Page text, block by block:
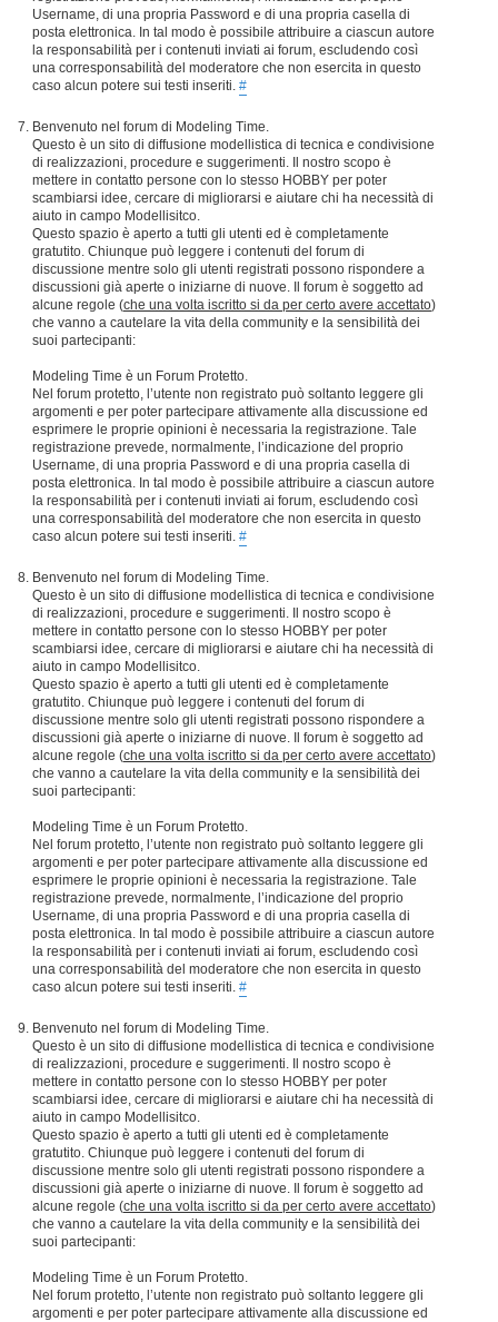
Username, di una propria Password e di una propria casella di
posta elettronica. In tal modo è possibile attribuire a ciascun autore
la responsabilità per i contenuti inviati ai forum, escludendo così
una corresponsabilità del moderatore che non esercita in questo
caso alcun potere sui testi inseriti. #
Benvenuto nel forum di Modeling Time.
Questo è un sito di diffusione modellistica di tecnica e condivisione
di realizzazioni, procedure e suggerimenti. Il nostro scopo è
mettere in contatto persone con lo stesso HOBBY per poter
scambiarsi idee, cercare di migliorarsi e aiutare chi ha necessità di
aiuto in campo Modellisitco.
Questo spazio è aperto a tutti gli utenti ed è completamente
gratutito. Chiunque può leggere i contenuti del forum di
discussione mentre solo gli utenti registrati possono rispondere a
discussioni già aperte o iniziarne di nuove. Il forum è soggetto ad
alcune regole (che una volta iscritto si da per certo avere accettato)
che vanno a cautelare la vita della community e la sensibilità dei
suoi partecipanti:
Modeling Time è un Forum Protetto.
Nel forum protetto, l’utente non registrato può soltanto leggere gli
argomenti e per poter partecipare attivamente alla discussione ed
esprimere le proprie opinioni è necessaria la registrazione. Tale
registrazione prevede, normalmente, l’indicazione del proprio
Username, di una propria Password e di una propria casella di
posta elettronica. In tal modo è possibile attribuire a ciascun autore
la responsabilità per i contenuti inviati ai forum, escludendo così
una corresponsabilità del moderatore che non esercita in questo
caso alcun potere sui testi inseriti. #
Benvenuto nel forum di Modeling Time.
Questo è un sito di diffusione modellistica di tecnica e condivisione
di realizzazioni, procedure e suggerimenti. Il nostro scopo è
mettere in contatto persone con lo stesso HOBBY per poter
scambiarsi idee, cercare di migliorarsi e aiutare chi ha necessità di
aiuto in campo Modellisitco.
Questo spazio è aperto a tutti gli utenti ed è completamente
gratutito. Chiunque può leggere i contenuti del forum di
discussione mentre solo gli utenti registrati possono rispondere a
discussioni già aperte o iniziarne di nuove. Il forum è soggetto ad
alcune regole (che una volta iscritto si da per certo avere accettato)
che vanno a cautelare la vita della community e la sensibilità dei
suoi partecipanti:
Modeling Time è un Forum Protetto.
Nel forum protetto, l’utente non registrato può soltanto leggere gli
argomenti e per poter partecipare attivamente alla discussione ed
esprimere le proprie opinioni è necessaria la registrazione. Tale
registrazione prevede, normalmente, l’indicazione del proprio
Username, di una propria Password e di una propria casella di
posta elettronica. In tal modo è possibile attribuire a ciascun autore
la responsabilità per i contenuti inviati ai forum, escludendo così
una corresponsabilità del moderatore che non esercita in questo
caso alcun potere sui testi inseriti. #
Benvenuto nel forum di Modeling Time.
Questo è un sito di diffusione modellistica di tecnica e condivisione
di realizzazioni, procedure e suggerimenti. Il nostro scopo è
mettere in contatto persone con lo stesso HOBBY per poter
scambiarsi idee, cercare di migliorarsi e aiutare chi ha necessità di
aiuto in campo Modellisitco.
Questo spazio è aperto a tutti gli utenti ed è completamente
gratutito. Chiunque può leggere i contenuti del forum di
discussione mentre solo gli utenti registrati possono rispondere a
discussioni già aperte o iniziarne di nuove. Il forum è soggetto ad
alcune regole (che una volta iscritto si da per certo avere accettato)
che vanno a cautelare la vita della community e la sensibilità dei
suoi partecipanti:
Modeling Time è un Forum Protetto.
Nel forum protetto, l’utente non registrato può soltanto leggere gli
argomenti e per poter partecipare attivamente alla discussione ed